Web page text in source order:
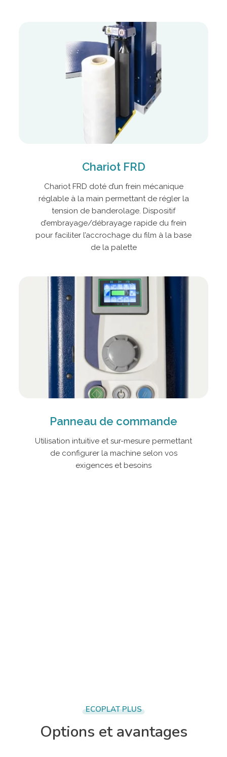
Chariot FRD
Chariot FRD doté d’un frein mécanique
réglable à la main permettant de régler la
tension de banderolage. Dispositif
d’embrayage/débrayage rapide du frein
pour faciliter l’accrochage du film à la base
de la palette
Panneau de commande
Utilisation intuitive et sur-mesure permettant
de configurer la machine selon vos
exigences et besoins
ECOPLAT PLUS
Options et avantages